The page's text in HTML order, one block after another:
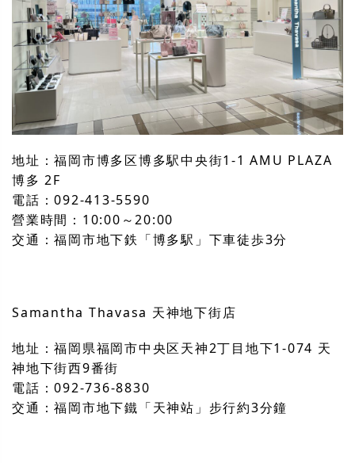
地址：福岡市博多区博多駅中央街1-1 AMU PLAZA
博多 2F
電話：092-413-5590
營業時間：10:00～20:00
交通：福岡市地下鉄「博多駅」下車徒歩3分
Samantha Thavasa 天神地下街店
地址：福岡県福岡市中央区天神2丁目地下1-074 天
神地下街西9番街
電話：092-736-8830
交通：福岡市地下鐵「天神站」步行約3分鐘